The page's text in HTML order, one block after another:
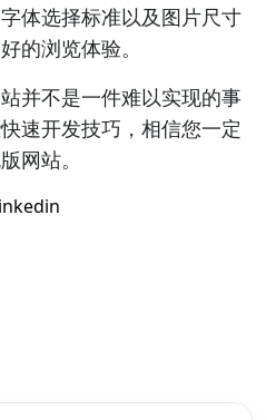
体选择标准以及图片尺寸
的浏览体验。
并不是一件难以实现的事
速开发技巧，相信您一定
网站。